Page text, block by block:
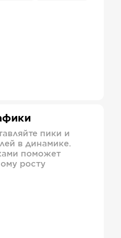
пики и
в динамике.
поможет
росту